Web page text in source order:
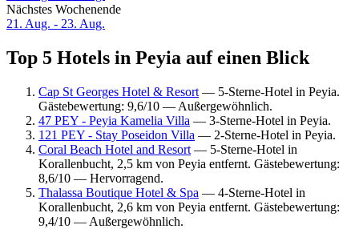
Nächstes Wochenende
21. Aug. - 23. Aug.
Top 5 Hotels in Peyia auf einen Blick
Cap St Georges Hotel & Resort — 5-Sterne-Hotel in Peyia.
Gästebewertung: 9,6/10 — Außergewöhnlich.
47 PEY - Peyia Kamelia Villa — 3-Sterne-Hotel in Peyia.
121 PEY - Stay Poseidon Villa — 2-Sterne-Hotel in Peyia.
Coral Beach Hotel and Resort — 5-Sterne-Hotel in
Korallenbucht, 2,5 km von Peyia entfernt. Gästebewertung:
8,6/10 — Hervorragend.
Thalassa Boutique Hotel & Spa — 4-Sterne-Hotel in
Korallenbucht, 2,6 km von Peyia entfernt. Gästebewertung:
9,4/10 — Außergewöhnlich.